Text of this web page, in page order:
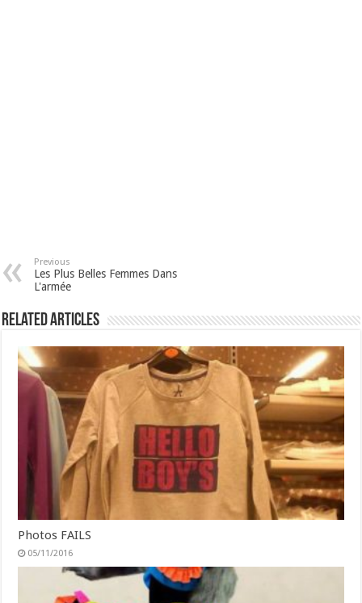
Previous
Les Plus Belles Femmes Dans
L'armée
Related Articles
Photos FAILS
05/11/2016